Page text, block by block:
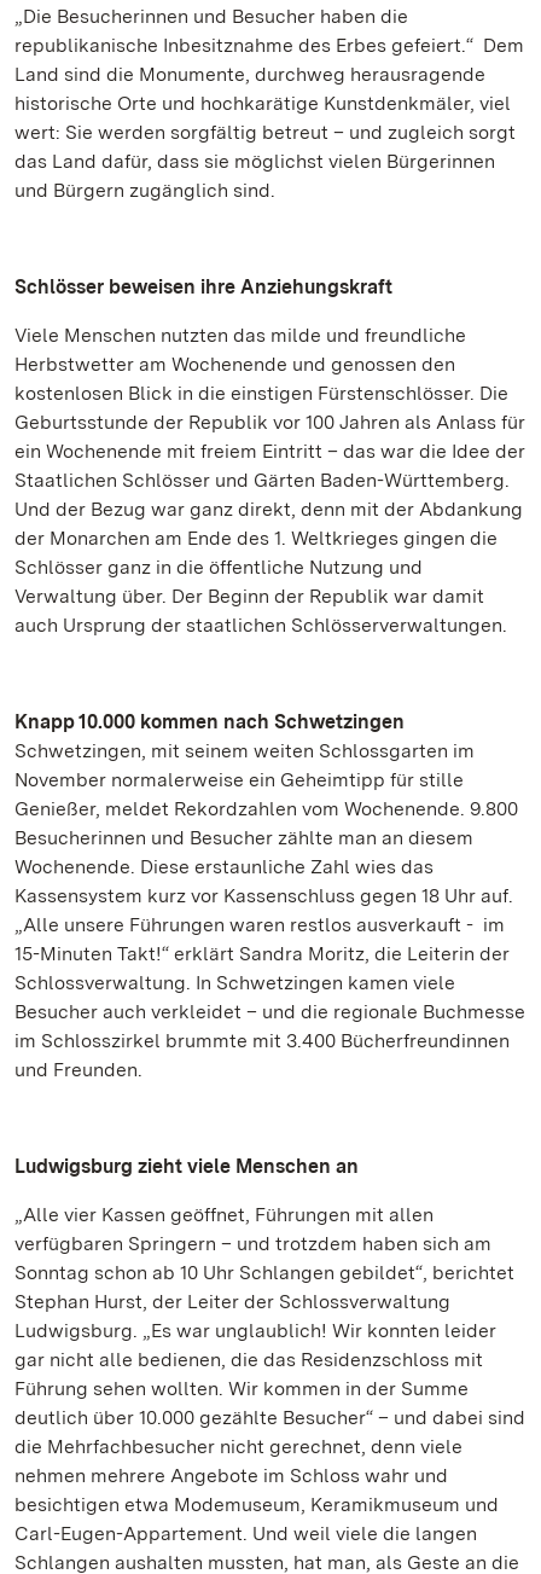
„Die Besucherinnen und Besucher haben die
republikanische Inbesitznahme des Erbes gefeiert.“ Dem
Land sind die Monumente, durchweg herausragende
historische Orte und hochkarätige Kunstdenkmäler, viel
wert: Sie werden sorgfältig betreut – und zugleich sorgt
das Land dafür, dass sie möglichst vielen Bürgerinnen
und Bürgern zugänglich sind.
Schlösser beweisen ihre Anziehungskraft
Viele Menschen nutzten das milde und freundliche
Herbstwetter am Wochenende und genossen den
kostenlosen Blick in die einstigen Fürstenschlösser. Die
Geburtsstunde der Republik vor 100 Jahren als Anlass für
ein Wochenende mit freiem Eintritt – das war die Idee der
Staatlichen Schlösser und Gärten Baden-Württemberg.
Und der Bezug war ganz direkt, denn mit der Abdankung
der Monarchen am Ende des 1. Weltkrieges gingen die
Schlösser ganz in die öffentliche Nutzung und
Verwaltung über. Der Beginn der Republik war damit
auch Ursprung der staatlichen Schlösserverwaltungen.
Knapp 10.000 kommen nach Schwetzingen
Schwetzingen, mit seinem weiten Schlossgarten im
November normalerweise ein Geheimtipp für stille
Genießer, meldet Rekordzahlen vom Wochenende. 9.800
Besucherinnen und Besucher zählte man an diesem
Wochenende. Diese erstaunliche Zahl wies das
Kassensystem kurz vor Kassenschluss gegen 18 Uhr auf.
„Alle unsere Führungen waren restlos ausverkauft - im
15-Minuten Takt!“ erklärt Sandra Moritz, die Leiterin der
Schlossverwaltung. In Schwetzingen kamen viele
Besucher auch verkleidet – und die regionale Buchmesse
im Schlosszirkel brummte mit 3.400 Bücherfreundinnen
und Freunden.
Ludwigsburg zieht viele Menschen an
„Alle vier Kassen geöffnet, Führungen mit allen
verfügbaren Springern – und trotzdem haben sich am
Sonntag schon ab 10 Uhr Schlangen gebildet“, berichtet
Stephan Hurst, der Leiter der Schlossverwaltung
Ludwigsburg. „Es war unglaublich! Wir konnten leider
gar nicht alle bedienen, die das Residenzschloss mit
Führung sehen wollten. Wir kommen in der Summe
deutlich über 10.000 gezählte Besucher“ – und dabei sind
die Mehrfachbesucher nicht gerechnet, denn viele
nehmen mehrere Angebote im Schloss wahr und
besichtigen etwa Modemuseum, Keramikmuseum und
Carl-Eugen-Appartement. Und weil viele die langen
Schlangen aushalten mussten, hat man, als Geste an die